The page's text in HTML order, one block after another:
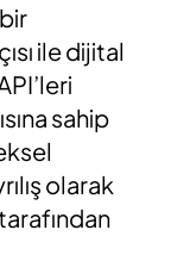
ile dijital
sahip
olarak